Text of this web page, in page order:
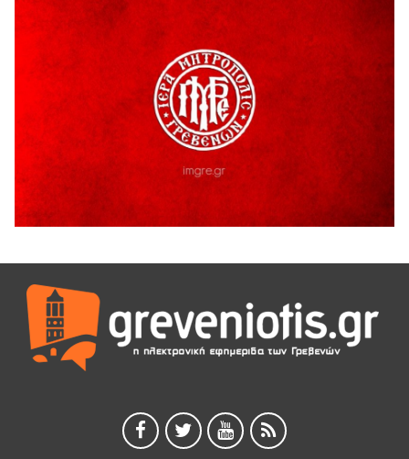
Ευχαριστήριο Εκπολιτιστικού Συλλόγου Ταξιάρχη προς κ.
Παρασχάκη Αθανάσιο
Διακοπή υδροδότησης του Α΄ κλάδου ύδρευσης
5 Αυγούστου 2026
Η Marseaux στα Γρεβενά για μια μοναδική συναυλία
Θερινό Σινεμά στο πλαίσιο του «Πολιτιστικού
Καλοκαιριού 2026» με την βραβευμένη ταινία «Μικρές
Ανάσες».
Γρεβενά: Συνελήφθη 18χρονος αλλοδαπός, για κλοπή
εξοπλισμού γυμναστηρίου
5 Αυγούστου 2026
ΑΗ ΛΑΟΣ | 5 Αυγούστου | Υπαίθριο Θέατρο “Καστράκι”,
Γρεβενά
5 Αυγούστου 2026
5 Αυγούστου 2026